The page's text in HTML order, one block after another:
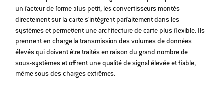
un facteur de forme plus petit, les convertisseurs montés
directement sur la carte s'intègrent parfaitement dans les
systèmes et permettent une architecture de carte plus flexible. Ils
prennent en charge la transmission des volumes de données
élevés qui doivent être traités en raison du grand nombre de
sous-systèmes et offrent une qualité de signal élevée et fiable,
même sous des charges extrêmes.